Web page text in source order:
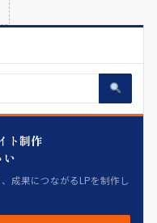
ト制作
い
成果につながるLPを制作し